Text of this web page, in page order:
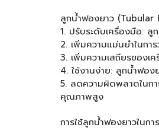
ลูกน้ำฟองยาว (Tubular
1. ปรับระดับเครื่องมือ:
2. เพิ่มความแม่นยำในก
3. เพิ่มความเสถียรของเ
4. ใช้งานง่าย: ลูกน้ำฟอง
5. ลดความผิดพลาดในก
คุณภาพสูง
การใช้ลูกน้ำฟองยาวในกา